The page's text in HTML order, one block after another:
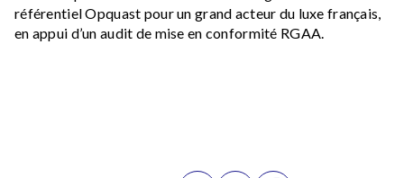
référentiel Opquast pour un grand acteur du luxe français,
en appui d’un audit de mise en conformité RGAA.